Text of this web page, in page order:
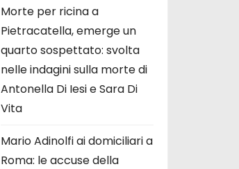
Morte per ricina a
Pietracatella, emerge un
quarto sospettato: svolta
nelle indagini sulla morte di
Antonella Di Iesi e Sara Di
Vita
Mario Adinolfi ai domiciliari a
Roma: le accuse della